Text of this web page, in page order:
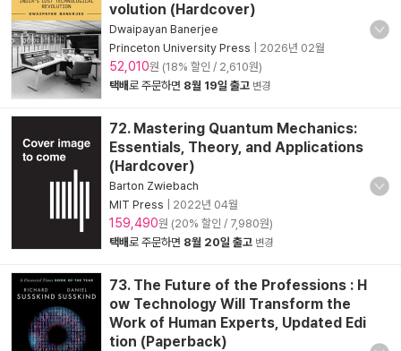
volution (Hardcover)
Dwaipayan Banerjee
Princeton University Press
2026년 02월
52,010원 (18% 할인 / 2,610원)
택배로 주문하면 8월 19일 출고 변경
72. Mastering Quantum Mechanics:
Essentials, Theory, and Applications
(Hardcover)
Barton Zwiebach
MIT Press
2022년 04월
159,490원 (20% 할인 / 7,980원)
택배로 주문하면 8월 20일 출고 변경
73. The Future of the Professions : H
ow Technology Will Transform the
Work of Human Experts, Updated Edi
tion (Paperback)